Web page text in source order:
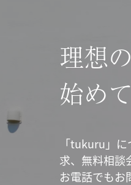
理想
始め
「tukuru」
求、無料相談
お電話でもお